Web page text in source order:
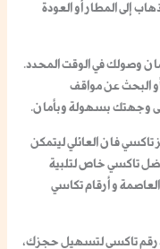
إلى المطار أو العودة
وصولك في الوقت المحدد.
البحث عن مواقف
وجهتك بسهولة وبأمان.
فان العائليليتمكن
تاكسي خاص لتلبية
وأرقام تكاسي
رقم تاكسيلتسهيل حجزك،